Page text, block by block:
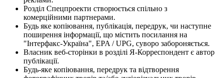
Розділ Спецпроекти створюється спільно з
комерційними партнерами.
Будь яке копіювання, публікація, передрук, чи наступне
поширення інформації, що містить посилання на
"Інтерфакс-Україна", EPA / UPG, суворо забороняється.
Власник веб-сторінки в розділі Я-Корреспондент є автор
публікації.
Будь-яке копіювання, передрук та відтворення